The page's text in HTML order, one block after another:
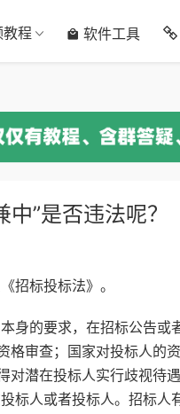
教程 软件工具
”是否违法呢？
招标投标法》。
身的要求，在招标公告
审查；国家对投标人的
潜在投标人实行歧视待
标人或者投标人。招标人